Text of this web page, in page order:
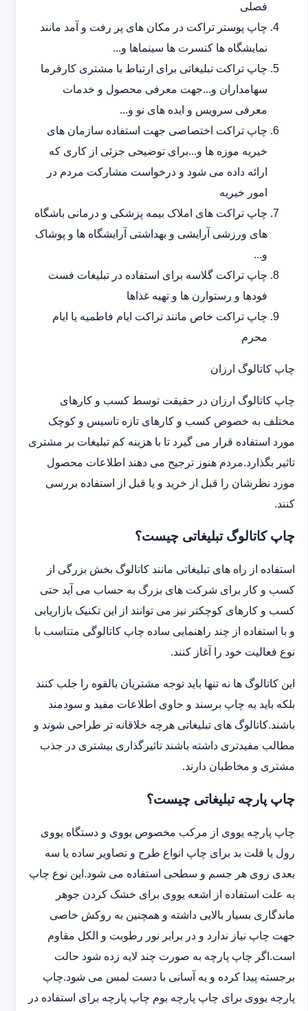
فصلی
چاپ پوستر تراکت در مکان های پر رفت و آمد مانند
نمایشگاه ها کنسرت ها سینماها و...
چاپ تراکت تبلیغاتی برای ارتباط با مشتری کارفرما
سهامداران و...جهت معرفی محصول و خدمات
معرفی سرویس و ایده های نو و...
چاپ تراکت اختصاصی جهت استفاده سازمان های
خیریه موزه ها و...برای توضیحی جزئی از کاری که
ارائه داده می شود و درخواست مشارکت مردم در
امور خیریه
چاپ تراکت های املاک بیمه پزشکی و درمانی باشگاه
های ورزشی آرایشی و بهداشتی آرایشگاه ها و پوشاک
و...
چاپ تراکت گلاسه برای استفاده در تبلیغات فست
فودها و رستوارن ها و تهیه غذاها
چاپ تراکت خاص مانند تراکت ایام فاطمیه یا ایام
محرم
چاپ کاتالوگ ارزان
چاپ کاتالوگ ارزان در حقیقت توسط کسب و کارهای
مختلف به خصوص کسب و کارهای تازه تاسیس و کوچک
مورد استفاده قرار می گیرد تا با هزینه کم تبلیغات بر مشتری
تاثیر بگذارد.مردم هنوز ترجیح می دهند اطلاعات محصول
مورد نظرشان را قبل از خرید و یا قبل از استفاده بررسی
کنند.
چاپ کاتالوگ تبلیغاتی چیست؟
استفاده از راه های تبلیغاتی مانند کاتالوگ بخش بزرگی از
کسب و کار برای شرکت های بزرگ به حساب می آید حتی
کسب و کارهای کوچکتر نیز می توانند از این تکنیک بازاریابی
و با استفاده از چند راهنمایی ساده چاپ کاتالوگی متناسب با
نوع فعالیت خود را آغاز کنند.
این کاتالوگ ها نه تنها باید توجه مشتریان بالقوه را جلب کنند
بلکه باید به چاپ برسند و حاوی اطلاعات مفید و سودمند
باشند.کاتالوگ های تبلیغاتی هرچه خلاقانه تر طراحی شوند و
مطالب مفیدتری داشته باشند تاثیرگذاری بیشتری در جذب
مشتری و مخاطبان دارند.
چاپ پارچه تبلیغاتی چیست؟
چاپ پارچه یووی از مرکب مخصوص یووی و دستگاه یووی
رول یا فلت بد برای چاپ انواع طرح و تصاویر ساده یا سه
بعدی روی هر جسم و سطحی استفاده می شود.این نوع چاپ
به علت استفاده از اشعه یووی برای خشک کردن جوهر
ماندگاری بسیار بالایی داشته و همچنین به روکش خاصی
جهت چاپ نیاز ندارد و در برابر نور رطوبت و الکل مقاوم
است.اگر چاپ پارچه به صورت چند لایه زده شود حالت
برجسته پیدا کرده و به آسانی با دست لمس می شود.چاپ
پارچه یووی برای چاپ پارچه بوم چاپ پارچه برای استفاده در